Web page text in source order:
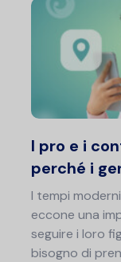
I pro e i
perché i
I tempi
eccone una
seguire i loro
bisogno di